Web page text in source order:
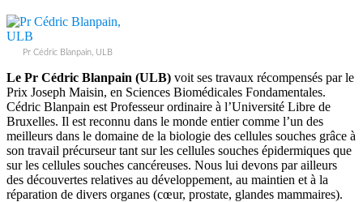
Pr Cédric Blanpain, ULB
Le Pr Cédric Blanpain (ULB) voit ses travaux récompensés par le
Prix Joseph Maisin, en Sciences Biomédicales Fondamentales.
Cédric Blanpain est Professeur ordinaire à l’Université Libre de
Bruxelles. Il est reconnu dans le monde entier comme l’un des
meilleurs dans le domaine de la biologie des cellules souches grâce à
son travail précurseur tant sur les cellules souches épidermiques que
sur les cellules souches cancéreuses. Nous lui devons par ailleurs
des découvertes relatives au développement, au maintien et à la
réparation de divers organes (cœur, prostate, glandes mammaires).